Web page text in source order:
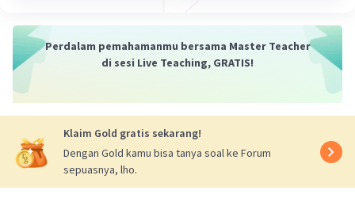
Perdalam pemahamanmu bersama Master Teacher
di sesi Live Teaching, GRATIS!
Klaim Gold gratis sekarang!
Dengan Gold kamu bisa tanya soal ke Forum
sepuasnya, lho.